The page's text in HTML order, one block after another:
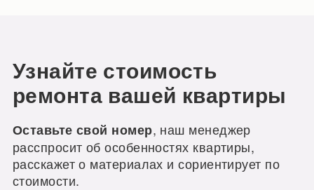
Узнайте стоимость
ремонта вашей квартиры
Оставьте свой номер, наш менеджер
расспросит об особенностях квартиры,
расскажет о материалах и сориентирует по
стоимости.